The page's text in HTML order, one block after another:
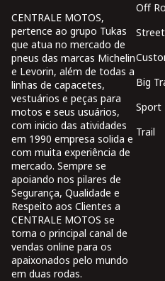
CENTRALE MOTOS,
pertence ao grupo Tukas
que atua no mercado de
pneus das marcas Michelin
e Levorin, além de todas a
linhas de capacetes,
vestuários e peças para
motos e seus usuários,
com inicio das atividades
em 1990 empresa solida e
com muita experiência de
mercado. Sempre se
apoiando nos pilares de
Segurança, Qualidade e
Respeito aos Clientes a
CENTRALE MOTOS se
torna o principal canal de
vendas online para os
apaixonados pelo mundo
em duas rodas.
Off
Big
Sport
Trail